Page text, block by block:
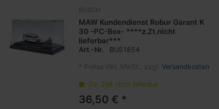
BUSCH
MAW Kundendienst Robur Garant K
30 -PC-Box- ****z.Zt.nicht
lieferbar***
Art.-Nr. BU51854
* Preise inkl. MwSt., zzgl. Versandkosten
Zur Zeit nicht lieferbar
36,50 € *